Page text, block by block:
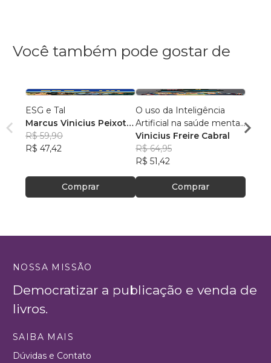
Você também pode gostar de
ESG e Tal
Marcus Vinicius Peixoto
da Silva
R$ 59,90
R$ 47,42
Comprar
O uso da Inteligência
Artificial na saúde mental
do idoso
Vinicius Freire Cabral
R$ 64,95
R$ 51,42
Comprar
LAH
NOSSA MISSÃO
Democratizar a publicação e venda de
livros.
SAIBA MAIS
Dúvidas e Contato